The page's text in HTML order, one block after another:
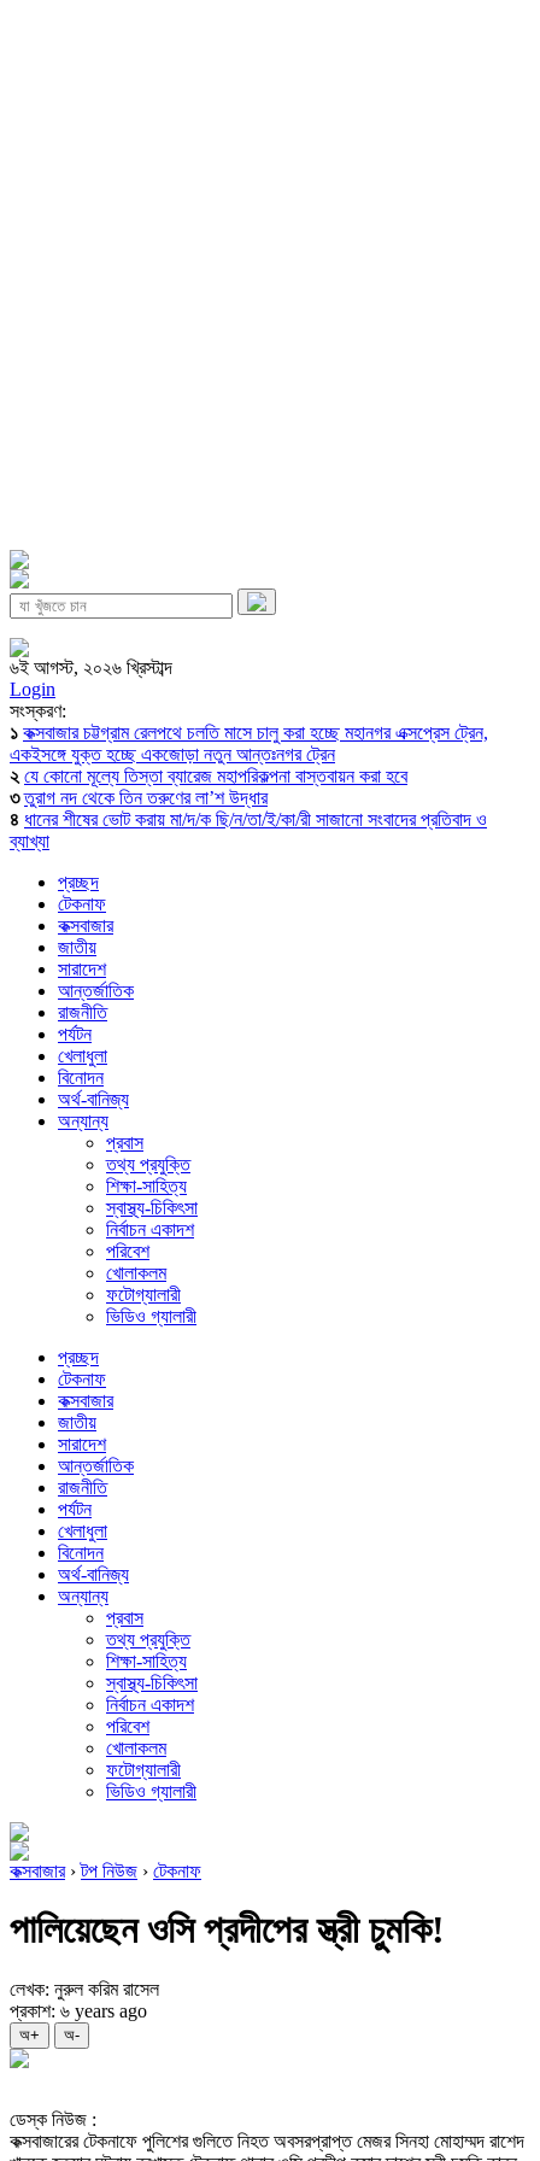
৬ই আগস্ট, ২০২৬ খ্রিস্টাব্দ
Login
সংস্করণ:
১ কক্সবাজার চট্টগ্রাম রেলপথে চলতি মাসে চালু করা হচ্ছে মহানগর এক্সপ্রেস ট্রেন,
একইসঙ্গে যুক্ত হচ্ছে একজোড়া নতুন আন্তঃনগর ট্রেন
২ যে কোনো মূল্যে তিস্তা ব্যারেজ মহাপরিকল্পনা বাস্তবায়ন করা হবে
৩ তুরাগ নদ থেকে তিন তরুণের লা’শ উদ্ধার
৪ ধানের শীষের ভোট করায় মা/দ/ক ছি/ন/তা/ই/কা/রী সাজানো সংবাদের প্রতিবাদ ও
ব্যাখ্যা
প্রচ্ছদ
টেকনাফ
কক্সবাজার
জাতীয়
সারাদেশ
আন্তর্জাতিক
রাজনীতি
পর্যটন
খেলাধুলা
বিনোদন
অর্থ-বানিজ্য
অন্যান্য
প্রবাস
তথ্য প্রযুক্তি
শিক্ষা-সাহিত্য
স্বাস্থ্য-চিকিৎসা
নির্বাচন একাদশ
পরিবেশ
খোলাকলম
ফটোগ্যালারী
ভিডিও গ্যালারী
প্রচ্ছদ
টেকনাফ
কক্সবাজার
জাতীয়
সারাদেশ
আন্তর্জাতিক
রাজনীতি
পর্যটন
খেলাধুলা
বিনোদন
অর্থ-বানিজ্য
অন্যান্য
প্রবাস
তথ্য প্রযুক্তি
শিক্ষা-সাহিত্য
স্বাস্থ্য-চিকিৎসা
নির্বাচন একাদশ
পরিবেশ
খোলাকলম
ফটোগ্যালারী
ভিডিও গ্যালারী
কক্সবাজার›টপ নিউজ › টেকনাফ
পালিয়েছেন ওসি প্রদীপের স্ত্রী চুমকি!
লেখক: নুরুল করিম রাসেল
প্রকাশ: ৬ years ago
অ+ অ-
ডেস্ক নিউজ :
কক্সবাজারের টেকনাফে পুলিশের গুলিতে নিহত অবসরপ্রাপ্ত মেজর সিনহা মোহাম্মদ রাশেদ